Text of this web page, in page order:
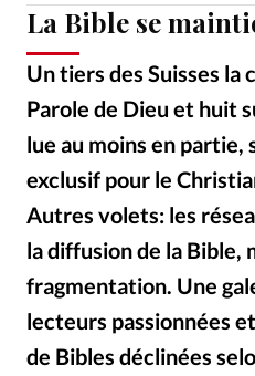
Tous les articles
Faire un don
Emploi
Se connecter
Édition: Internationale
RUBRIQUES
Tous les articles
Actualité
Actualité internationale
Dossier
Eglises Foi
La Bible se
Un tiers des Suisses la
Parole de Dieu et huit
lue au moins en partie,
exclusif pour le
Autres volets: les
la diffusion de la Bible,
fragmentation. Une
lecteurs passionnées
de Bibles déclinées